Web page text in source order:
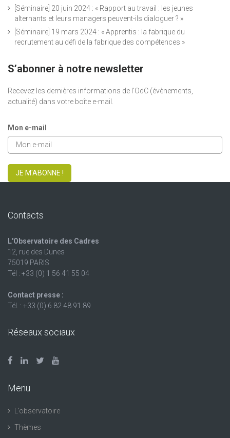
[Séminaire] 20 juin 2024 : « Rapport au travail : les jeunes
alternants et leurs managers peuvent-ils dialoguer ? »
[Séminaire] 19 mars 2024 : « Apprentis : la fabrique du
recrutement au défi de la fabrique des compétences »
S’abonner à notre newsletter
Recevez les dernières informations de l’OdC (évènements,
actualité) dans votre boîte e-mail.
Mon e-mail
JE M'ABONNE !
Contacts
L'Observatoire des Cadres
12, rue des Dunes
75019 PARIS
Tél : +33 (0) 1 56 41 55 04
Contact presse :
Tél. : +33 (0) 6 82 48 91 89
Réseaux sociaux
Menu
L’observatoire
Thèmes